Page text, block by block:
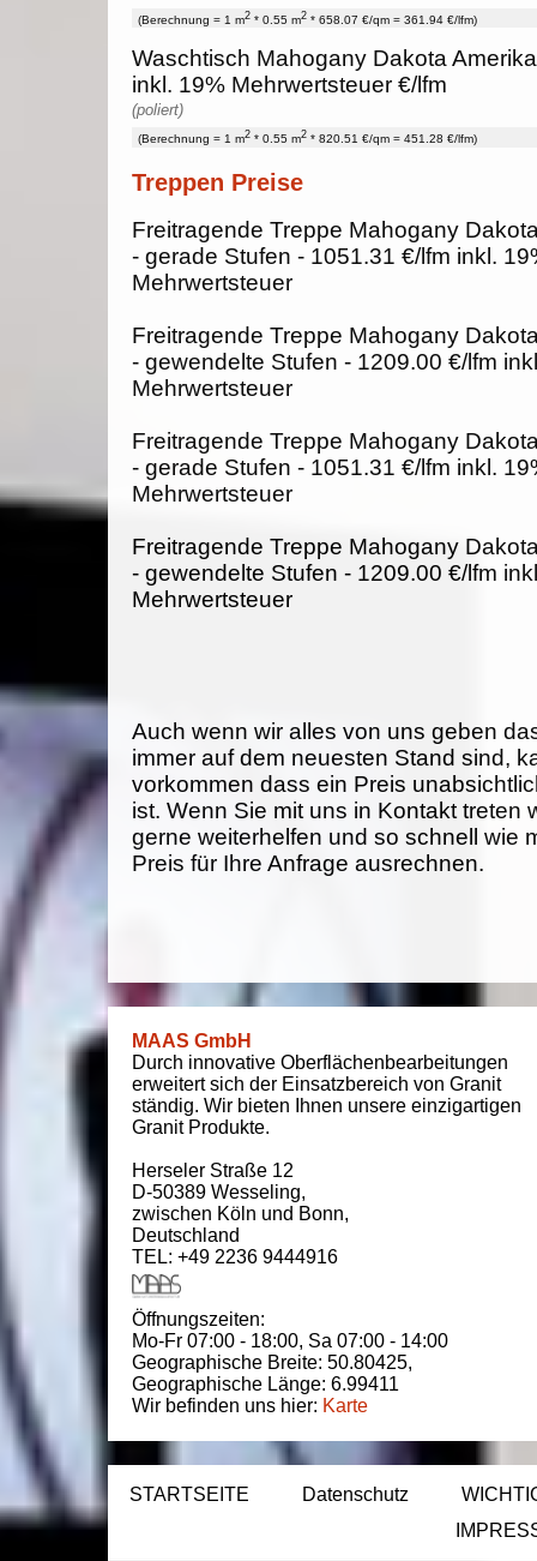
(Berechnung = 1 m2 * 0.55 m2 * 658.07 €/qm = 361.94 €/lfm)
Waschtisch Mahogany Dakota
inkl. 19% Mehrwertsteuer €/lfm
(poliert)
(Berechnung = 1 m2 * 0.55 m2 * 820.51 €/qm = 451.28 €/lfm)
Treppen Preise
Freitragende Treppe Mahogany
- gerade Stufen - 1051.31 €/lfm inkl.
Mehrwertsteuer
Freitragende Treppe Mahogany
- gewendelte Stufen - 1209.00 €/lfm
Mehrwertsteuer
Freitragende Treppe Mahogany
- gerade Stufen - 1051.31 €/lfm inkl.
Mehrwertsteuer
Freitragende Treppe Mahogany
- gewendelte Stufen - 1209.00 €/lfm
Mehrwertsteuer
Auch wenn wir alles von uns geben
immer auf dem neuesten Stand sind,
vorkommen dass ein Preis
ist. Wenn Sie mit uns in Kontakt treten
gerne weiterhelfen und so schnell wie
Preis für Ihre Anfrage ausrechnen.
MAAS GmbH
Durch innovative Oberflächenbearbeitungen
erweitert sich der Einsatzbereich von Granit
ständig. Wir bieten Ihnen unsere einzigartigen
Granit Produkte.
Herseler Straße 12
D-50389 Wesseling,
zwischen Köln und Bonn,
Deutschland
TEL: +49 2236 9444916
Öffnungszeiten:
Mo-Fr 07:00 - 18:00, Sa 07:00 - 14:00
Geographische Breite: 50.80425,
Geographische Länge: 6.99411
Wir befinden uns hier: Karte
STARTSEITE Datenschutz